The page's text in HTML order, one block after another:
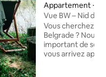
Appartement ⋅
Vue BW – Nid
Vous cherchez
Belgrade ? Nous
important de se
vous arrivez